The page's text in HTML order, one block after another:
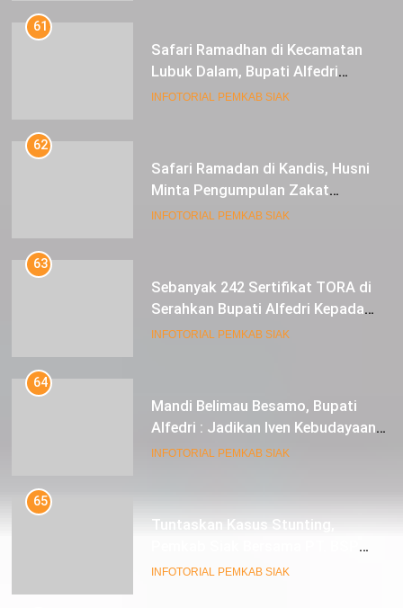
61
Safari Ramadhan di Kecamatan
Lubuk Dalam, Bupati Alfedri
Mengingatkan Masyarakat
INFOTORIAL PEMKAB SIAK
62
Safari Ramadan di Kandis, Husni
Minta Pengumpulan Zakat
Meningkat
INFOTORIAL PEMKAB SIAK
63
Sebanyak 242 Sertifikat TORA di
Serahkan Bupati Alfedri Kepada
Masyarakat Kerinci Kiri
INFOTORIAL PEMKAB SIAK
64
Mandi Belimau Besamo, Bupati
Alfedri : Jadikan Iven Kebudayaan
tahunan di Kabupaten Siak
INFOTORIAL PEMKAB SIAK
65
Tuntaskan Kasus Stunting,
Siap Berkolaborasi
INFOTORIAL PEMKAB SIAK